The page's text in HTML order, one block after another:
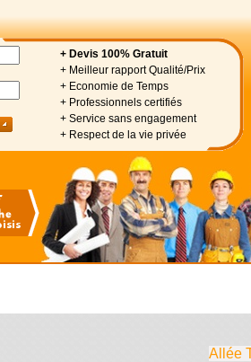
+ Devis 100% Gratuit
+ Meilleur rapport Qualité/Prix
+ Economie de Temps
+ Professionnels certifiés
+ Service sans engagement
+ Respect de la vie privée
Allée